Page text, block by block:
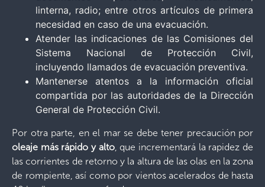
linterna, radio; entre otros artículos de primera
necesidad en caso de una evacuación.
Atender las indicaciones de las Comisiones del
Sistema Nacional de Protección Civil,
incluyendo llamados de evacuación preventiva.
Mantenerse atentos a la información oficial
compartida por las autoridades de la Dirección
General de Protección Civil.
Por otra parte, en el mar se debe tener precaución por
oleaje más rápido y alto, que incrementará la rapidez de
las corrientes de retorno y la altura de las olas en la zona
de rompiente, así como por vientos acelerados de hasta